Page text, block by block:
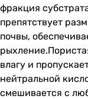
фракция
препятствует
почвы,
влагу и
нейтральной
смешивается с